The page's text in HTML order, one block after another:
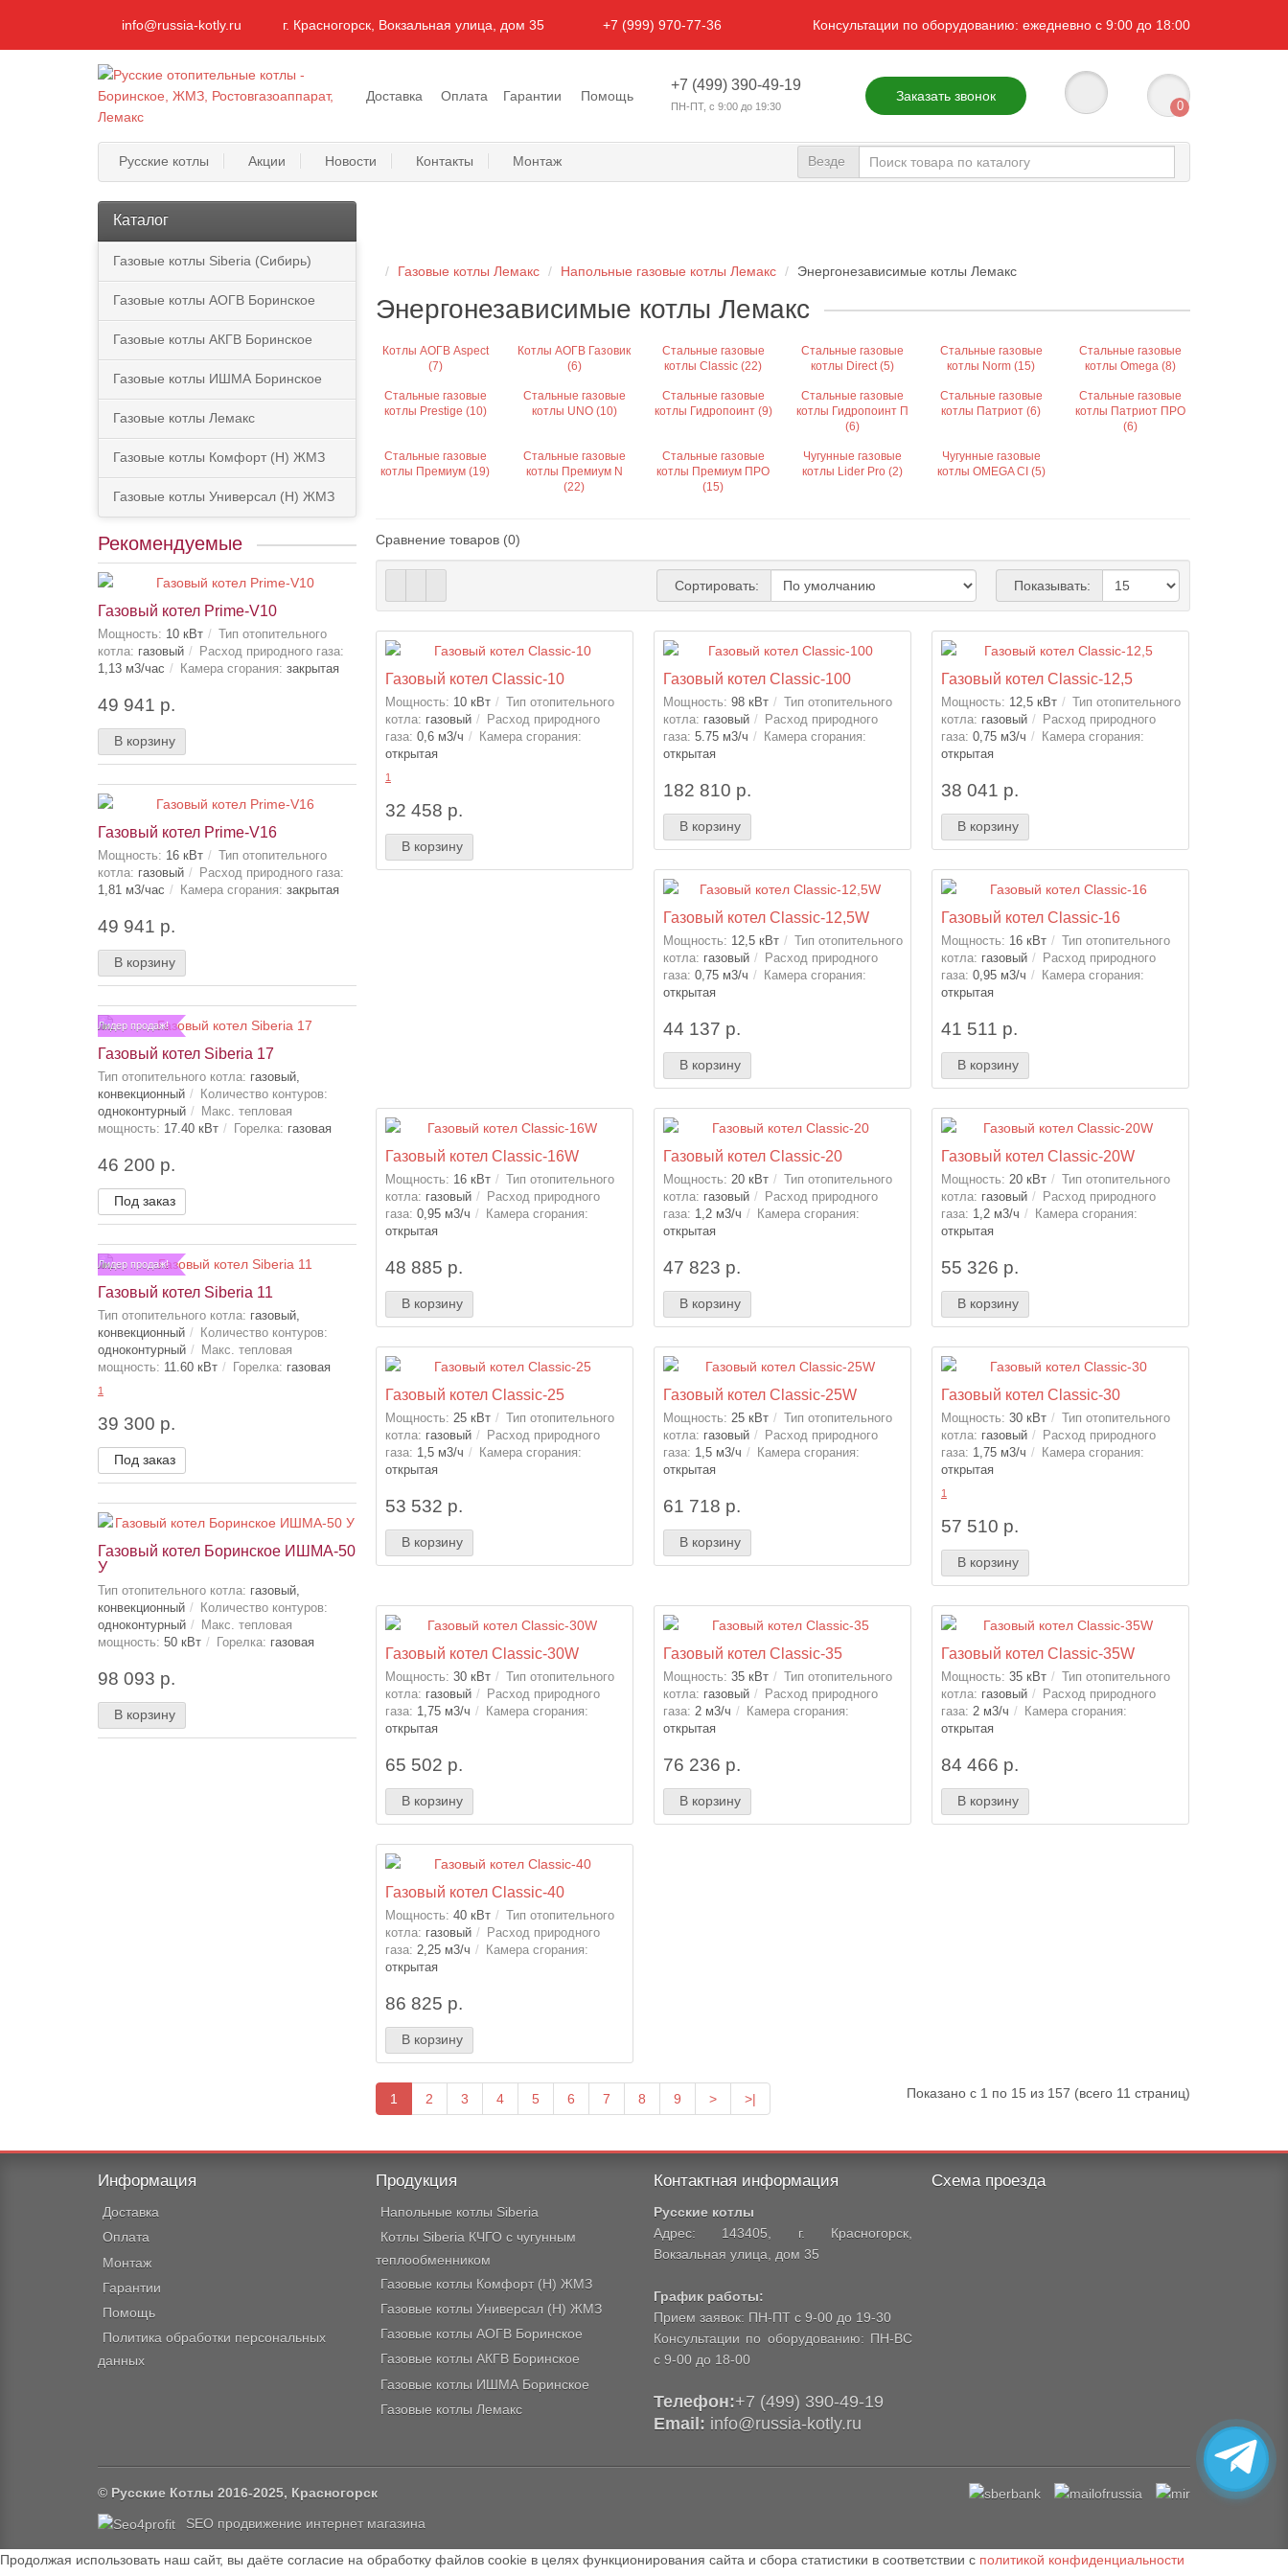
info@russia-kotly.ru г. Красногорск, Вокзальная улица, дом 35 +7 (999) 970-77-36 Консультации по оборудованию: ежедневно с 9:00 до 18:00
Доставка Оплата Гарантии Помощь
+7 (499) 390-49-19
ПН-ПТ, с 9:00 до 19:30
Заказать звонок
0
Русские котлы Акции Новости Контакты Монтаж Везде
Каталог
Газовые котлы Siberia (Сибирь)
Газовые котлы АОГВ Боринское
Газовые котлы АКГВ Боринское
Газовые котлы ИШМА Боринское
Газовые котлы Лемакс
Газовые котлы Комфорт (Н) ЖМЗ
Газовые котлы Универсал (Н) ЖМЗ
Газовые котлы Лемакс Напольные газовые котлы Лемакс Энергонезависимые котлы Лемакс
Рекомендуемые
Газовый котел Prime-V10
Мощность: 10 кВт
Тип отопительного
котла: газовый
Расход природного газа:
1,13 м3/час
Камера сгорания: закрытая
49 941 р.
В корзину
Газовый котел Prime-V16
Мощность: 16 кВт
Тип отопительного
котла: газовый
Расход природного газа:
1,81 м3/час
Камера сгорания: закрытая
49 941 р.
В корзину
Лидер продаж!
Газовый котел Siberia 17
Тип отопительного котла: газовый,
конвекционный
Количество контуров:
одноконтурный
Макс. тепловая
мощность: 17.40 кВт Горелка: газовая
46 200 р.
Под заказ
Лидер продаж!
Газовый котел Siberia 11
Тип отопительного котла: газовый,
конвекционный
Количество контуров:
одноконтурный
Макс. тепловая
мощность: 11.60 кВт Горелка: газовая
1
39 300 р.
Под заказ
Газовый котел Боринское ИШМА-50
У
Тип отопительного котла: газовый,
конвекционный
Количество контуров:
одноконтурный
Макс. тепловая
мощность: 50 кВт Горелка: газовая
98 093 р.
В корзину
Энергонезависимые котлы Лемакс
Котлы АОГВ Aspect
(7)
Котлы АОГВ Газовик
(6)
Стальные газовые
котлы Classic (22)
Стальные газовые
котлы Direct (5)
Стальные газовые
котлы Norm (15)
Стальные газовые
котлы Omega (8)
Стальные газовые
котлы Prestige (10)
Стальные газовые
котлы UNO (10)
Стальные газовые
котлы Гидропоинт (9)
Стальные газовые
котлы Гидропоинт П
(6)
Стальные газовые
котлы Патриот (6)
Стальные газовые
котлы Патриот ПРО
(6)
Стальные газовые
котлы Премиум (19)
Стальные газовые
котлы Премиум N
(22)
Стальные газовые
котлы Премиум ПРО
(15)
Чугунные газовые
котлы Lider Pro (2)
Чугунные газовые
котлы OMEGA CI (5)
Сравнение товаров (0)
Сортировать: Показывать:
Газовый котел Classic-10
Мощность: 10 кВт
Тип отопительного
котла: газовый
Расход природного
газа: 0,6 м3/ч
Камера сгорания:
открытая
1
32 458 р.
В корзину
Газовый котел Classic-100
Мощность: 98 кВт
Тип отопительного
котла: газовый
Расход природного
газа: 5.75 м3/ч
Камера сгорания:
открытая
182 810 р.
В корзину
Газовый котел Classic-12,5
Мощность: 12,5 кВт
Тип отопительного
котла: газовый
Расход природного
газа: 0,75 м3/ч
Камера сгорания:
открытая
38 041 р.
В корзину
Газовый котел Classic-12,5W
Мощность: 12,5 кВт
Тип отопительного
котла: газовый
Расход природного
газа: 0,75 м3/ч
Камера сгорания:
открытая
44 137 р.
В корзину
Газовый котел Classic-16
Мощность: 16 кВт
Тип отопительного
котла: газовый
Расход природного
газа: 0,95 м3/ч
Камера сгорания:
открытая
41 511 р.
В корзину
Газовый котел Classic-16W
Мощность: 16 кВт
Тип отопительного
котла: газовый
Расход природного
газа: 0,95 м3/ч
Камера сгорания:
открытая
48 885 р.
В корзину
Газовый котел Classic-20
Мощность: 20 кВт
Тип отопительного
котла: газовый
Расход природного
газа: 1,2 м3/ч
Камера сгорания:
открытая
47 823 р.
В корзину
Газовый котел Classic-20W
Мощность: 20 кВт
Тип отопительного
котла: газовый
Расход природного
газа: 1,2 м3/ч
Камера сгорания:
открытая
55 326 р.
В корзину
Газовый котел Classic-25
Мощность: 25 кВт
Тип отопительного
котла: газовый
Расход природного
газа: 1,5 м3/ч
Камера сгорания:
открытая
53 532 р.
В корзину
Газовый котел Classic-25W
Мощность: 25 кВт
Тип отопительного
котла: газовый
Расход природного
газа: 1,5 м3/ч
Камера сгорания:
открытая
61 718 р.
В корзину
Газовый котел Classic-30
Мощность: 30 кВт
Тип отопительного
котла: газовый
Расход природного
газа: 1,75 м3/ч
Камера сгорания:
открытая
1
57 510 р.
В корзину
Газовый котел Classic-30W
Мощность: 30 кВт
Тип отопительного
котла: газовый
Расход природного
газа: 1,75 м3/ч
Камера сгорания:
открытая
65 502 р.
В корзину
Газовый котел Classic-35
Мощность: 35 кВт
Тип отопительного
котла: газовый
Расход природного
газа: 2 м3/ч
Камера сгорания:
открытая
76 236 р.
В корзину
Газовый котел Classic-35W
Мощность: 35 кВт
Тип отопительного
котла: газовый
Расход природного
газа: 2 м3/ч
Камера сгорания:
открытая
84 466 р.
В корзину
Газовый котел Classic-40
Мощность: 40 кВт
Тип отопительного
котла: газовый
Расход природного
газа: 2,25 м3/ч
Камера сгорания:
открытая
86 825 р.
В корзину
1 2 3 4 5 6 7 8 9 > >| Показано с 1 по 15 из 157 (всего 11 страниц)
Информация
Доставка
Оплата
Монтаж
Гарантии
Помощь
Политика обработки персональных
данных
Продукция
Напольные котлы Siberia
Котлы Siberia КЧГО с чугунным
теплообменником
Газовые котлы Комфорт (Н) ЖМЗ
Газовые котлы Универсал (Н) ЖМЗ
Газовые котлы АОГВ Боринское
Газовые котлы АКГВ Боринское
Газовые котлы ИШМА Боринское
Газовые котлы Лемакс
Контактная информация
Русские котлы
Адрес: 143405, г. Красногорск,
Вокзальная улица, дом 35
График работы:
Прием заявок: ПН-ПТ с 9-00 до 19-30
Консультации по оборудованию: ПН-ВС
с 9-00 до 18-00
Телефон:+7 (499) 390-49-19
Email: info@russia-kotly.ru
Схема проезда
© Русские Котлы 2016-2025, Красногорск
SEO продвижение интернет магазина
Продолжая использовать наш сайт, вы даёте согласие на обработку файлов cookie в целях функционирования сайта и сбора статистики в соответствии с политикой конфиденциальности